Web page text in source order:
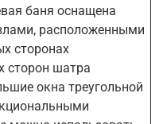
баня оснащена
расположенными
сторонах
сторон шатра
окна треугольной